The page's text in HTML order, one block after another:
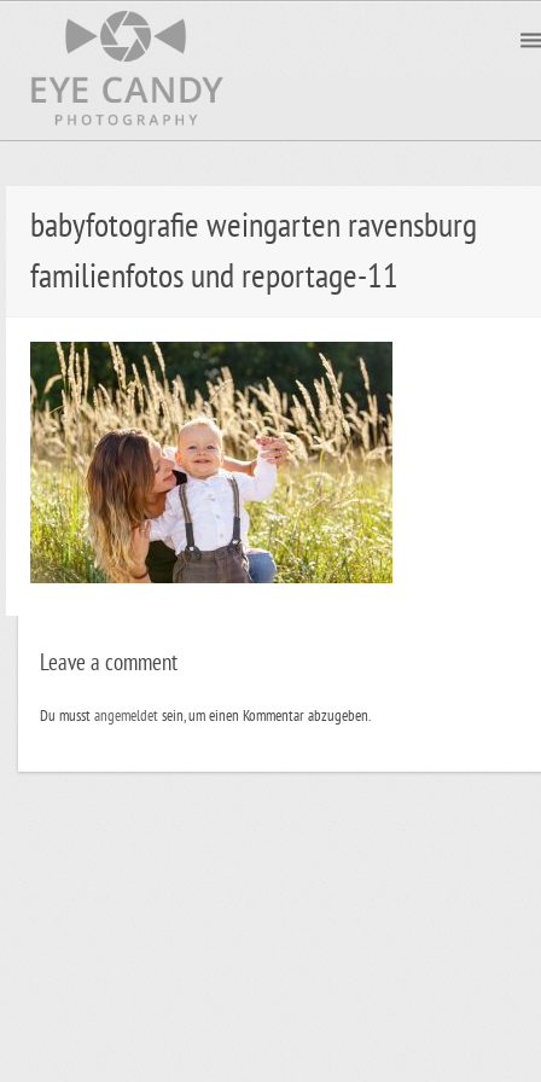
babyfotografie weingarten ravensburg
familienfotos und reportage-11
Leave a comment
Du musstangemeldetsein, um einen Kommentar abzugeben.